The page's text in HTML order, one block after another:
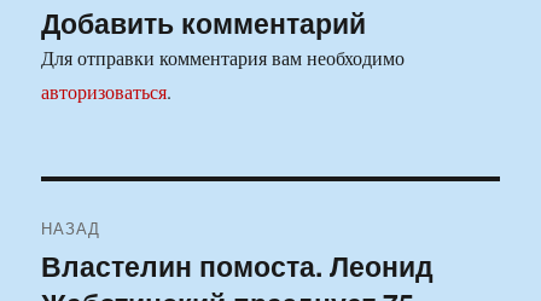
Добавить комментарий
Для отправки комментария вам необходимо
авторизоваться.
по
НАЗАД
Предыдущая
Властелин помоста. Леонид